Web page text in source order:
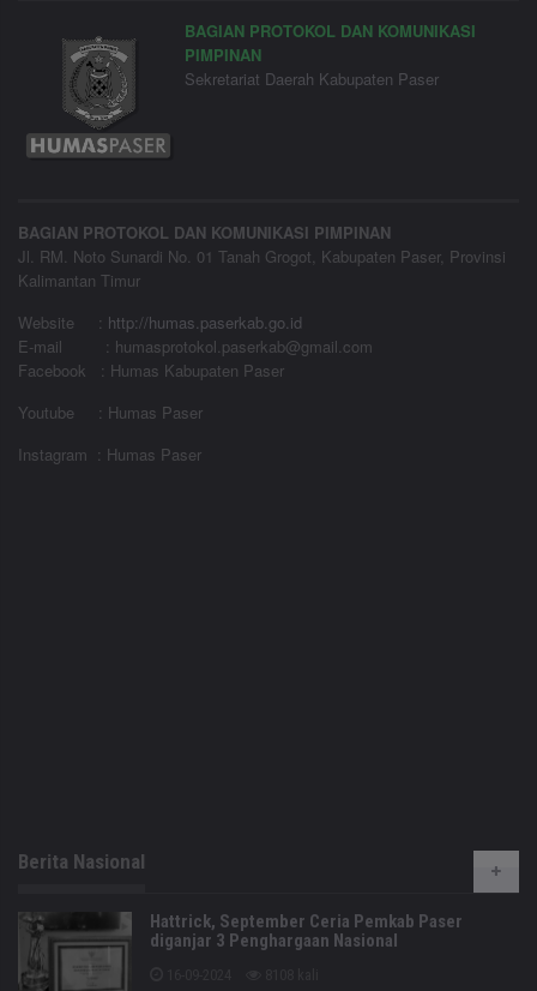
BAGIAN PROTOKOL DAN KOMUNIKASI
PIMPINAN
Sekretariat Daerah Kabupaten Paser
BAGIAN PROTOKOL DAN KOMUNIKASI PIMPINAN
Jl. RM. Noto Sunardi No. 01 Tanah Grogot, Kabupaten Paser, Provinsi
Kalimantan Timur
Website
: http://humas.paserkab.go.id
E-mail : humasprotokol.paserkab@gmail.com
Facebook : Humas Kabupaten Paser
Youtube : Humas Paser
Instagram : Humas Paser
Berita Nasional
Hattrick, September Ceria Pemkab Paser
diganjar 3 Penghargaan Nasional